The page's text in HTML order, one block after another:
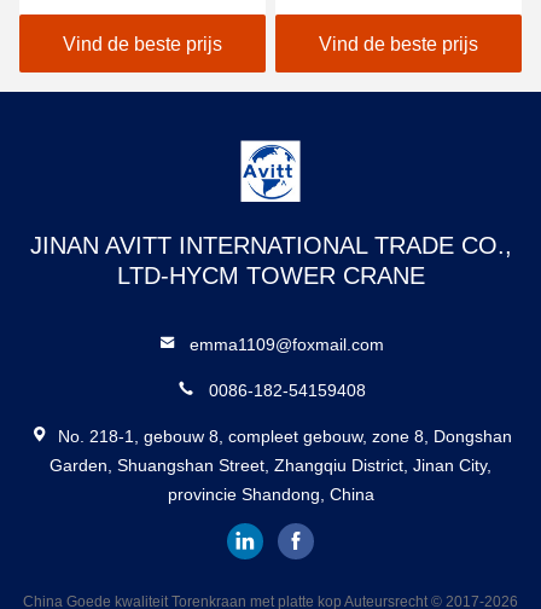
Voor Zuid-Korea
Vind de beste prijs
laadvermogen mast
hoogte 25,5m
Vind de beste prijs
JINAN AVITT INTERNATIONAL TRADE CO.,
LTD-HYCM TOWER CRANE
emma1109@foxmail.com
0086-182-54159408
No. 218-1, gebouw 8, compleet gebouw, zone 8, Dongshan
Garden, Shuangshan Street, Zhangqiu District, Jinan City,
provincie Shandong, China
China Goede kwaliteit Torenkraan met platte kop Auteursrecht © 2017-2026